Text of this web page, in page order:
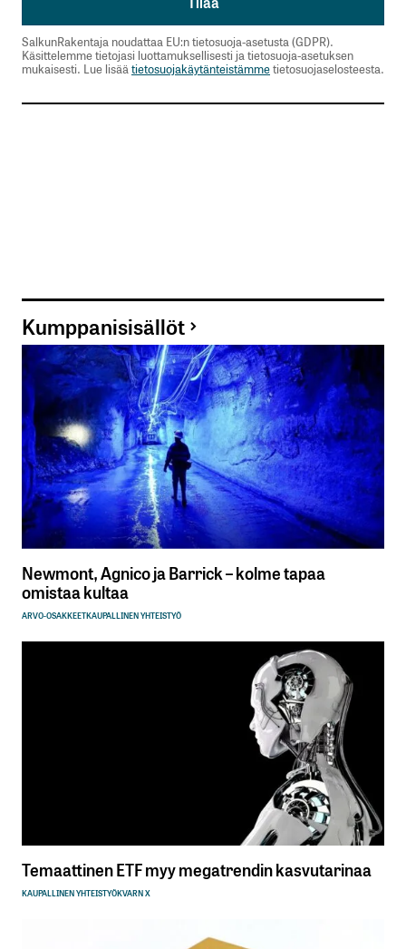
SalkunRakentaja noudattaa EU:n tietosuoja-asetusta (GDPR).
Käsittelemme tietojasi luottamuksellisesti ja tietosuoja-asetuksen
mukaisesti. Lue lisää tietosuojakäytänteistämmetietosuojaselosteesta.
Kumppanisisällöt
Newmont, Agnico ja Barrick – kolme tapaa
omistaa kultaa
ARVO-OSAKKEETKAUPALLINEN YHTEISTYÖ
Temaattinen ETF myy megatrendin kasvutarinaa
KAUPALLINEN YHTEISTYÖKVARN X